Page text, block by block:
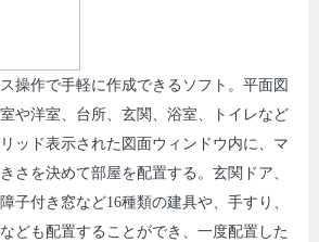
操作で手軽に作成できるソフト。平面図
や洋室、台所、玄関、浴室、トイレなど
ッド表示された図面ウィンドウ内に、マ
さを決めて部屋を配置する。玄関ドア、
子付き窓など16種類の建具や、手すり、
ども配置することができ、一度配置した